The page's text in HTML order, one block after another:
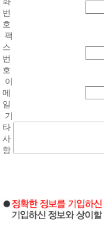
번
호
팩
스
번
호
이
메
일
기
타
사
항